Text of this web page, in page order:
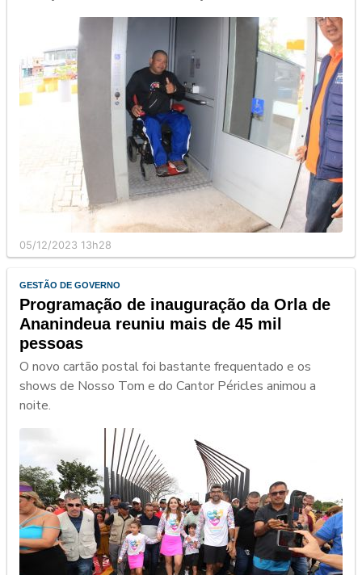
05/12/2023 13h28
GESTÃO DE GOVERNO
Programação de inauguração da Orla de
Ananindeua reuniu mais de 45 mil
pessoas
O novo cartão postal foi bastante frequentado e os
shows de Nosso Tom e do Cantor Péricles animou a
noite.